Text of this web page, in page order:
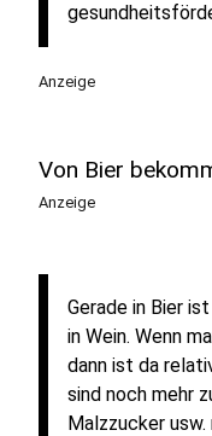
Anzeige
Von Bier
Anzeige
Gerade in Bier
in Wein. Wenn
dann ist da
sind noch mehr
Malzzucker